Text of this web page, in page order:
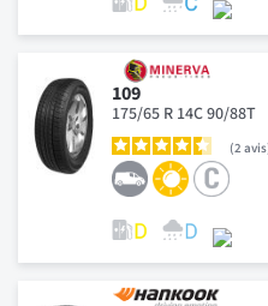
109
175/65 R 14C 90/88T
2 avis